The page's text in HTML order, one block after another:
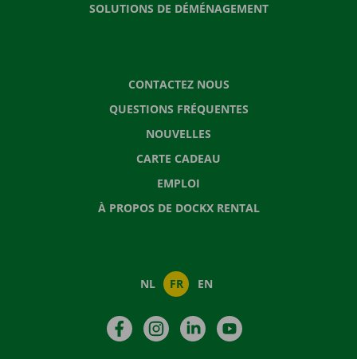
SOLUTIONS DE DÉMÉNAGEMENT
CONTACTEZ NOUS
QUESTIONS FRÉQUENTES
NOUVELLES
CARTE CADEAU
EMPLOI
À PROPOS DE DOCKX RENTAL
NL FR EN
FacebookInstagramLinkedIn